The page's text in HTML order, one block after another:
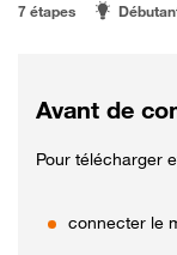
7 étapes
Avant de
Pour télécharger
connecter le